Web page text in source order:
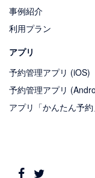
事例紹介
利用プラン
アプリ
予約管理アプリ (iOS)
予約管理アプリ
アプリ「かんたん予約